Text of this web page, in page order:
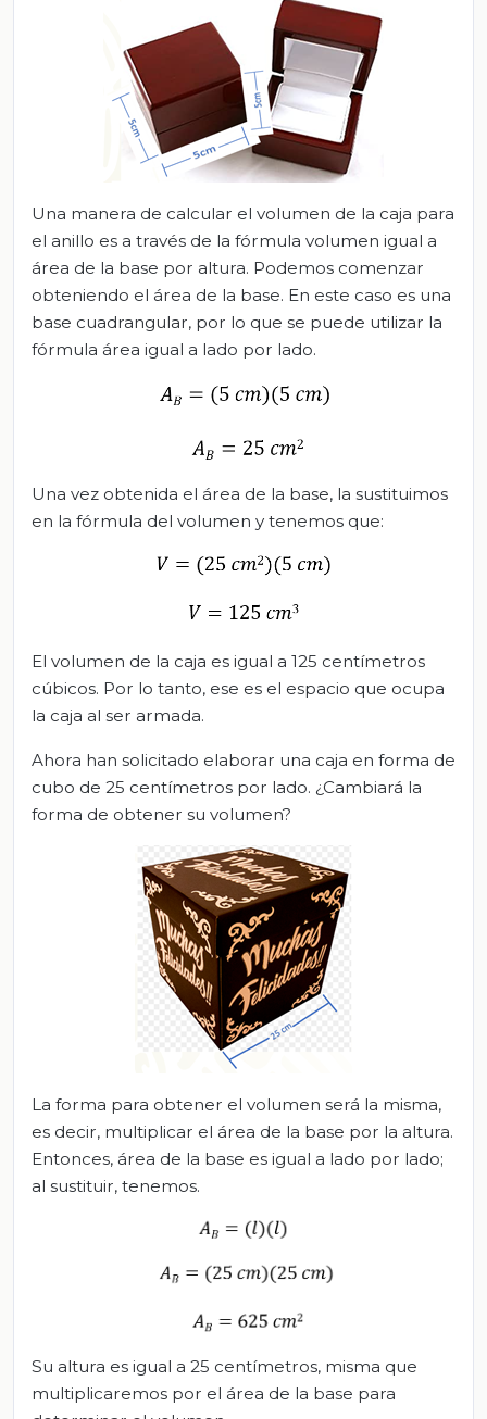
Una manera de calcular el volumen de la caja para
el anillo es a través de la fórmula volumen igual a
área de la base por altura. Podemos comenzar
obteniendo el área de la base. En este caso es una
base cuadrangular, por lo que se puede utilizar la
fórmula área igual a lado por lado.
Una vez obtenida el área de la base, la sustituimos
en la fórmula del volumen y tenemos que:
El volumen de la caja es igual a 125 centímetros
cúbicos. Por lo tanto, ese es el espacio que ocupa
la caja al ser armada.
Ahora han solicitado elaborar una caja en forma de
cubo de 25 centímetros por lado. ¿Cambiará la
forma de obtener su volumen?
La forma para obtener el volumen será la misma,
es decir, multiplicar el área de la base por la altura.
Entonces, área de la base es igual a lado por lado;
al sustituir, tenemos.
Su altura es igual a 25 centímetros, misma que
multiplicaremos por el área de la base para